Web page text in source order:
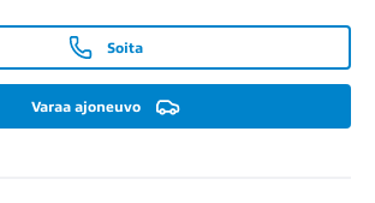
Soita
Varaa ajoneuvo